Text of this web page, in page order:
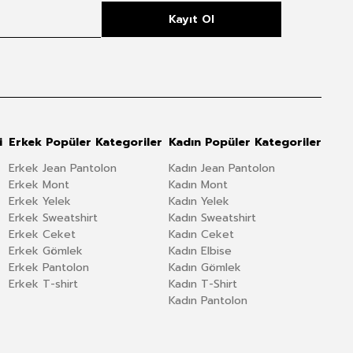
Kayıt Ol
Erkek Popüler Kategoriler
Erkek Jean Pantolon
Erkek Mont
Erkek Yelek
Erkek Sweatshirt
Erkek Ceket
Erkek Gömlek
Erkek Pantolon
Erkek T-shirt
Kadın Popüler Kategoriler
Kadın Jean Pantolon
Kadın Mont
Kadın Yelek
Kadın Sweatshirt
Kadın Ceket
Kadın Elbise
Kadın Gömlek
Kadın T-Shirt
Kadın Pantolon